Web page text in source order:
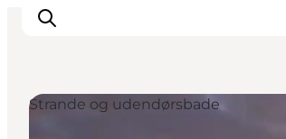
Strande og udendørsbade